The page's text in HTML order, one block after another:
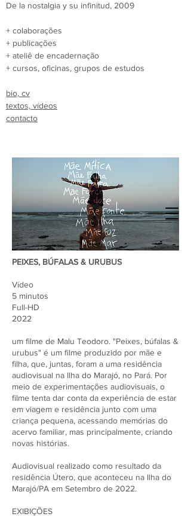
De la nostalgia y su infinitud, 2009
+ colaborações
+ publicações
+ ateliê de encadernação
+ cursos, oficinas, grupos de estudos
bio, cv
textos, vídeos
contacto
PEIXES, BÚFALAS & URUBUS
Vídeo
5 minutos
Full-HD
2022
um filme de Malu Teodoro. "Peixes, búfalas &
urubus" é um filme produzido por mãe e
filha, que, juntas, foram a uma residência
audiovisual na Ilha do Marajó, no Pará. Por
meio de experimentações audiovisuais, o
filme tenta dar conta da experiência de estar
em viagem e residência junto com uma
criança pequena, acessando memórias do
acervo familiar, mas principalmente, criando
novas histórias.
Audiovisual realizado como resultado da
residência Útero, que aconteceu na Ilha do
Marajó/PA em Setembro de 2022.
EXIBIÇÕES